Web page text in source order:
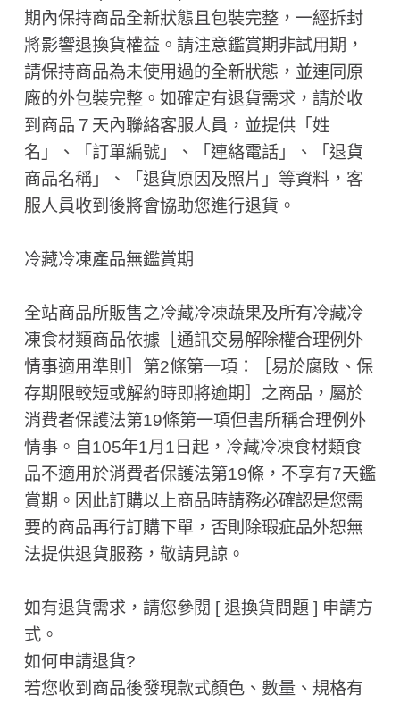
期內保持商品全新狀態且包裝完整，一經拆封
將影響退換貨權益。請注意鑑賞期非試用期，
請保持商品為未使用過的全新狀態，並連同原
廠的外包裝完整。如確定有退貨需求，請於收
到商品７天內聯絡客服人員，並提供「姓
名」、「訂單編號」、「連絡電話」、「退貨
商品名稱」、「退貨原因及照片」等資料，客
服人員收到後將會協助您進行退貨。
冷藏冷凍產品無鑑賞期
全站商品所販售之冷藏冷凍蔬果及所有冷藏冷
凍食材類商品依據［通訊交易解除權合理例外
情事適用準則］第2條第一項：［易於腐敗、保
存期限較短或解約時即將逾期］之商品，屬於
消費者保護法第19條第一項但書所稱合理例外
情事。自105年1月1日起，冷藏冷凍食材類食
品不適用於消費者保護法第19條，不享有7天鑑
賞期。因此訂購以上商品時請務必確認是您需
要的商品再行訂購下單，否則除瑕疵品外恕無
法提供退貨服務，敬請見諒。
如有退貨需求，請您參閱 [ 退換貨問題 ] 申請方
式。
如何申請退貨?
若您收到商品後發現款式顏色、數量、規格有